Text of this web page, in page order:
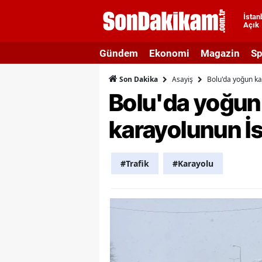
Açık
Gündem Ekonomi Magazin
Son Dakika Asayiş Bolu'da yoğun
Bolu'da
karayolunun
#Trafik #Karayolu